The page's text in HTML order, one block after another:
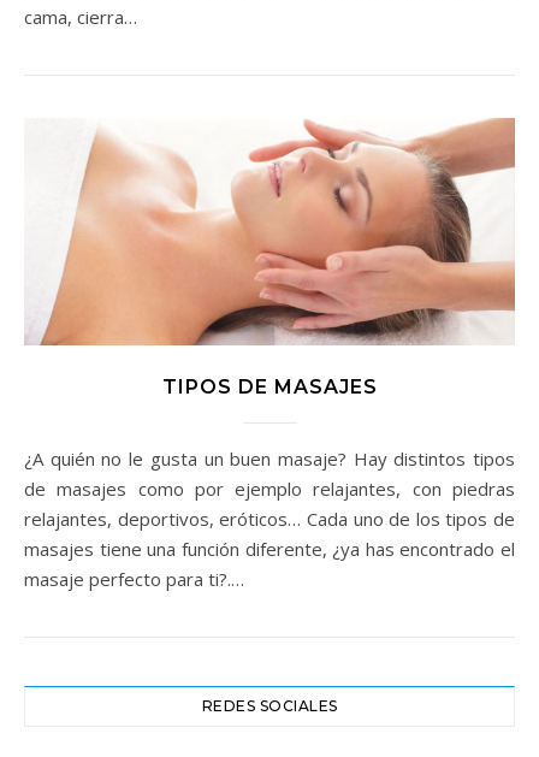
cama, cierra…
TIPOS DE MASAJES
¿A quién no le gusta un buen masaje? Hay distintos tipos
de masajes como por ejemplo relajantes, con piedras
relajantes, deportivos, eróticos… Cada uno de los tipos de
masajes tiene una función diferente, ¿ya has encontrado el
masaje perfecto para ti?.…
REDES SOCIALES